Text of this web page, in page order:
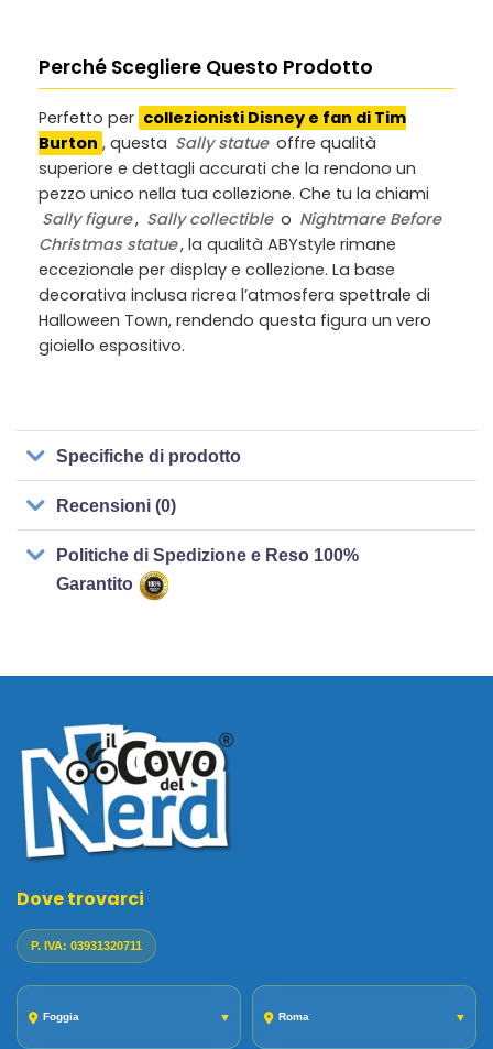
Perché Scegliere Questo Prodotto
Perfetto per collezionisti Disney e fan di Tim
Burton , questa Sally statue offre qualità
superiore e dettagli accurati che la rendono un
pezzo unico nella tua collezione. Che tu la chiami
Sally figure, Sally collectible o Nightmare Before
Christmas statue, la qualità ABYstyle rimane
eccezionale per display e collezione. La base
decorativa inclusa ricrea l’atmosfera spettrale di
Halloween Town, rendendo questa figura un vero
gioiello espositivo.
Specifiche di prodotto
Recensioni (0)
Politiche di Spedizione e Reso 100%
Garantito
Dove trovarci
P. IVA: 03931320711
Foggia ▼ Roma ▼